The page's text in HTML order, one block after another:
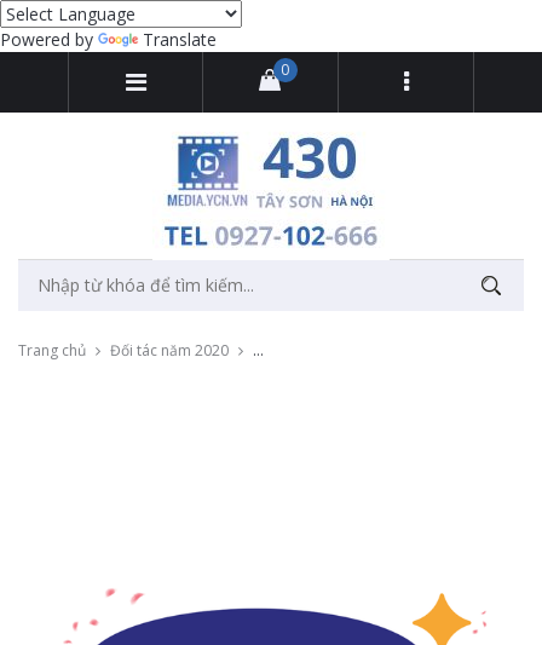
Powered by Translate
0
Trang chủ Đối tác năm 2020 Quay phim, chụp ảnh quảng cáo sản